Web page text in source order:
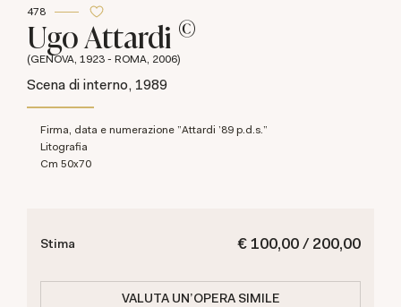
478
Ugo Attardi ©
(GENOVA, 1923 - ROMA, 2006)
Scena di interno, 1989
Firma, data e numerazione "Attardi '89 p.d.s."
Litografia
cm 50x70
€ 100,00 / 200,00
Stima
VALUTA UN'OPERA SIMILE